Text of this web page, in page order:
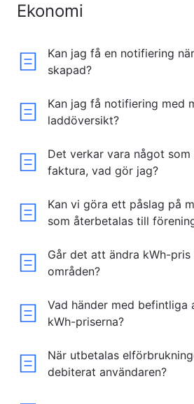
Ekonomi
Kan jag få en notifiering
skapad?
Kan jag få notifiering med
laddöversikt?
Det verkar vara något
faktura, vad gör jag?
Kan vi göra ett påslag på
som återbetalas till
Går det att ändra kWh-
områden?
Vad händer med befintliga
kWh-priserna?
När utbetalas
debiterat användaren?